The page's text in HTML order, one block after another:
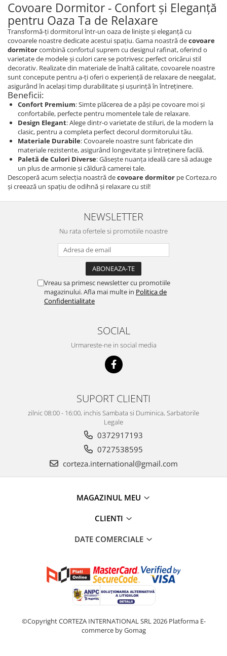
Covoare Dormitor - Confort și Eleganță
pentru Oaza Ta de Relaxare
Transformă-ți dormitorul într-un oaza de liniște și eleganță cu
covoarele noastre dedicate acestui spațiu. Gama noastră decovoare
dormitorcombină confortul suprem cu designul rafinat, oferind o
varietate de modele și culori care se potrivesc perfect oricărui stil
decorativ. Realizate din materiale de înaltă calitate, covoarele noastre
sunt concepute pentru a-ți oferi o experiență de relaxare de neegalat,
asigurând în același timp durabilitate și ușurință în întreținere.
Beneficii:
Confort Premium: Simte plăcerea de a păși pe covoare moi și
confortabile, perfecte pentru momentele tale de relaxare.
Design Elegant: Alege dintr-o varietate de stiluri, de la modern la
clasic, pentru a completa perfect decorul dormitorului tău.
Materiale Durabile: Covoarele noastre sunt fabricate din
materiale rezistente, asigurând longevitate și întreținere facilă.
Paletă de Culori Diverse: Găsește nuanța ideală care să adauge
un plus de armonie și căldură camerei tale.
Descoperă acum selecția noastră decovoare dormitor pe Corteza.ro
și creează un spațiu de odihnă și relaxare cu stil!
NEWSLETTER
Nu rata ofertele si promotiile noastre
Vreau sa primesc newsletter cu promotiile
magazinului. Afla mai multe in Politica de
Confidentialitate
SOCIAL
Urmareste-ne in social media
SUPORT CLIENTI
zilnic 08:00 - 16:00, inchis Sambata si Duminica, Sarbatorile
Legale
0372917193
0727538595
corteza.international@gmail.com
MAGAZINUL MEU
CLIENTI
DATE COMERCIALE
©Copyright CORTEZA INTERNATIONAL SRL 2026 Platforma E-
commerce by Gomag